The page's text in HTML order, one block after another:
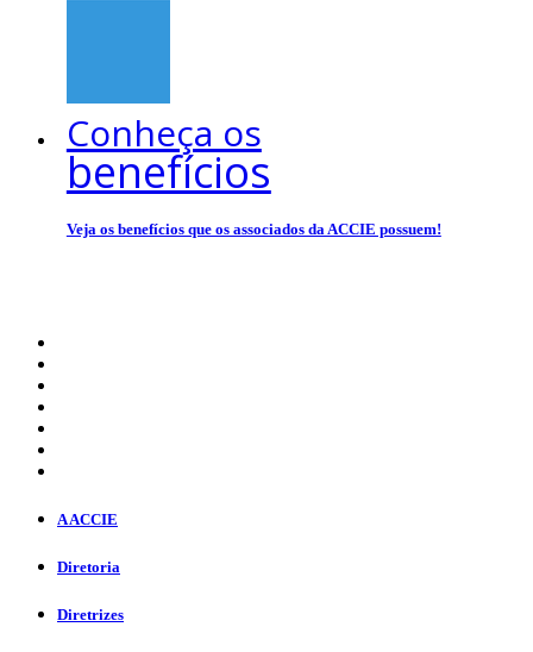
Conheça os
benefícios
Veja os benefícios que os associados da ACCIE possuem!
A ACCIE
Diretoria
Diretrizes